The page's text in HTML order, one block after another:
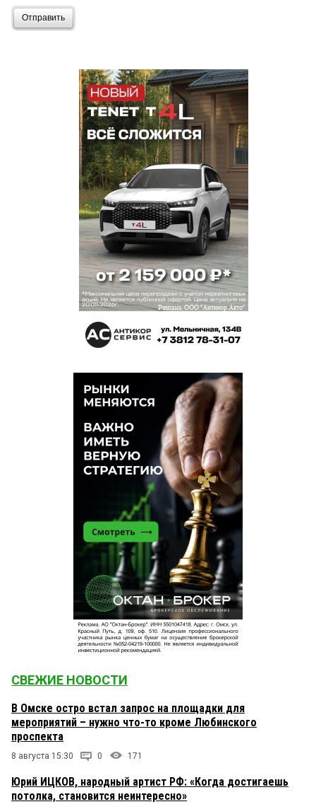
Отправить
СВЕЖИЕ НОВОСТИ
В Омске остро встал запрос на площадки для
мероприятий – нужно что-то кроме Любинского
проспекта
8 августа 15:30 0 171
Юрий ИЦКОВ, народный артист РФ: «Когда достигаешь
потолка, становится неинтересно»